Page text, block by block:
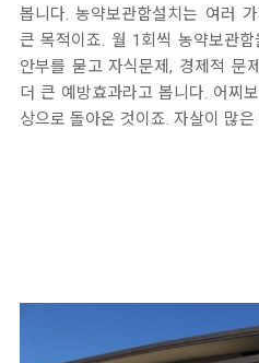
봅니다. 농약보관함설치는 여러
큰 목적이죠. 월 1회씩 농약보관
안부를 묻고 자식문제, 경제적 문
더 큰 예방효과라고 봅니다. 어찌
상으로 돌아온 것이죠. 자살이 많